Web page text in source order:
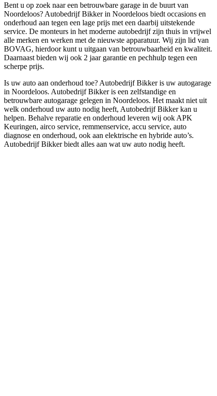
Bent u op zoek naar een betrouwbare garage in de buurt van
Noordeloos? Autobedrijf Bikker in Noordeloos biedt occasions en
onderhoud aan tegen een lage prijs met een daarbij uitstekende
service. De monteurs in het moderne autobedrijf zijn thuis in vrijwel
alle merken en werken met de nieuwste apparatuur. Wij zijn lid van
BOVAG, hierdoor kunt u uitgaan van betrouwbaarheid en kwaliteit.
Daarnaast bieden wij ook 2 jaar garantie en pechhulp tegen een
scherpe prijs.
Is uw auto aan onderhoud toe? Autobedrijf Bikker is uw autogarage
in Noordeloos. Autobedrijf Bikker is een zelfstandige en
betrouwbare autogarage gelegen in Noordeloos. Het maakt niet uit
welk onderhoud uw auto nodig heeft, Autobedrijf Bikker kan u
helpen. Behalve reparatie en onderhoud leveren wij ook APK
Keuringen, airco service, remmenservice, accu service, auto
diagnose en onderhoud, ook aan elektrische en hybride auto’s.
Autobedrijf Bikker biedt alles aan wat uw auto nodig heeft.